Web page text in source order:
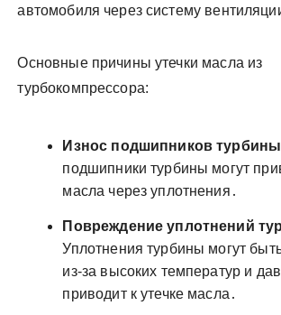
автомобиля через систему
Основные причины утечки масла из
турбокомпрессора:
Износ подшипников
подшипники турбины могут
масла через уплотнения․
Повреждение уплотнений
Уплотнения турбины могут
из-за высоких температур и
приводит к утечке масла․